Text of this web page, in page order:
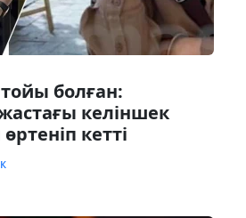
болған:
келіншек
кетті